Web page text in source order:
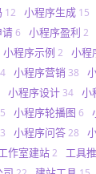
12 小程序生成 15
请6 小程序盈利 2
小程序示例 2 小程
4 小程序营销 38
小程序设计 34 小
5 小程序轮播图 6
3 小程序问答28
作室建站2 工具